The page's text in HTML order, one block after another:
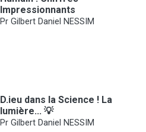
Impressionnants
Pr Gilbert Daniel NESSIM
D.ieu dans la Science ! La
lumière... 💡
Pr Gilbert Daniel NESSIM